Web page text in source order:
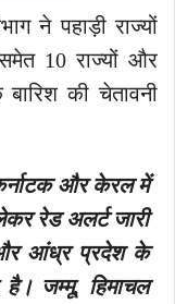
ने पहाड़ी राज्यों
10 राज्यों और
की चेतावनी
कर्नाटक और केरल में
रेड अलर्ट जारी
और आंध्र प्रदेश के
जम्मू, हिमाचल